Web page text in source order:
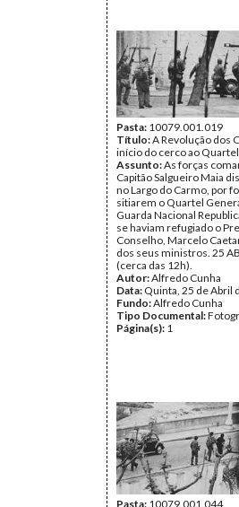
Pasta: 10079.001.019
Título:A Revolução dos
início do cerco ao
Assunto:As forças
Capitão Salgueiro Maia
no Largo do Carmo, por
sitiarem o Quartel
Guarda Nacional
se haviam refugiado o
Conselho, Marcelo
dos seus ministros. 25
(cerca das 12h).
Autor:Alfredo Cunha
Data: Quinta, 25 de Abril
Fundo:Alfredo Cunha
Tipo Documental:
Página(s): 1
Pasta: 10079.001.044